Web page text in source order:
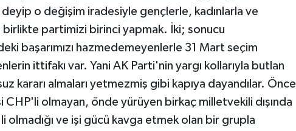
o değişim iradesiyle gençlerle, kadınlarla ve
partimizi birinci yapmak. İki; sonucu
başarımızı hazmedemeyenlerle 31 Mart seçim
ittifakı var. Yani AK Parti'nin yargı kollarıyla butlan
kararı almaları yetmezmiş gibi kapıya dayandılar. Önce
CHP'li olmayan, önde yürüyen birkaç milletvekili dışında
olmadığı ve işi gücü kavga etmek olan bir grupla